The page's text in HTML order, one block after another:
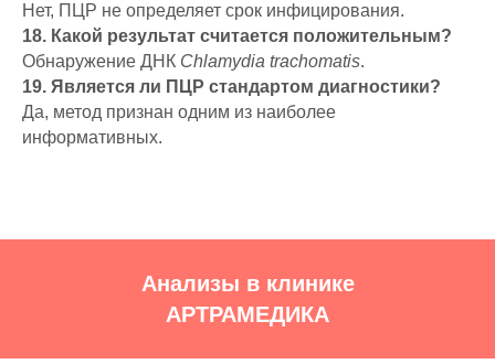
Нет, ПЦР не определяет срок инфицирования.
18. Какой результат считается положительным?
Обнаружение ДНК Chlamydia trachomatis.
19. Является ли ПЦР стандартом диагностики?
Да, метод признан одним из наиболее
информативных.
Анализы в клинике
АРТРАМЕДИКА